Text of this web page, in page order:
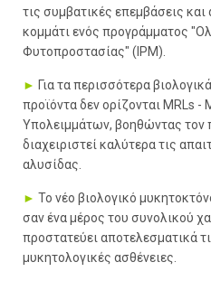
τις συμβατικές επεμβάσεις
κομμάτι ενός προγράμματος
Φυτοπροστασίας" (IPM).
► Για τα περισσότερα
προϊόντα δεν ορίζονται MRLs
Υπολειμμάτων, βοηθώντας τον
διαχειριστεί καλύτερα τις
αλυσίδας.
► Το νέο βιολογικό
σαν ένα μέρος του συνολικού
προστατεύει αποτελεσματικά
μυκητολογικές ασθένειες.